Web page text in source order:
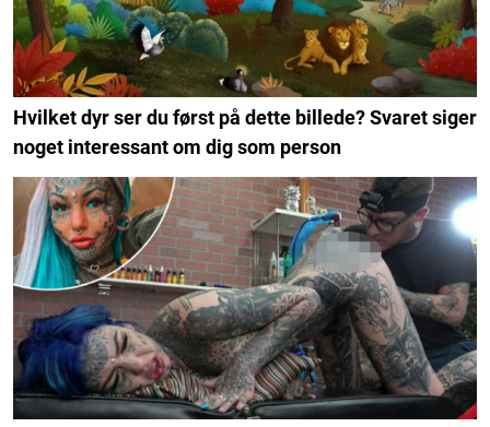
Hvilket dyr ser du først på dette billede? Svaret siger
noget interessant om dig som person